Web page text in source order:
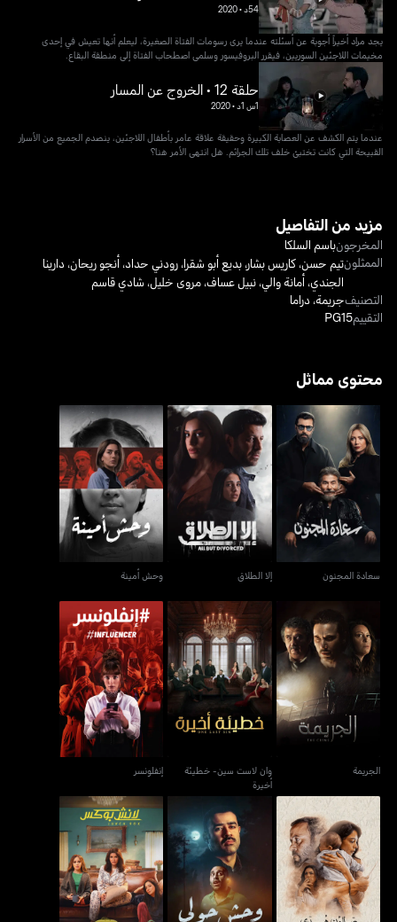
54د •
2020
يجد مراد أخيراً أجوبة عن أسئلته عندما يرى رسومات الفتاة الصغيرة، ليعلم أنها تعيش في إحدى
مخيمات اللاجئين السوريين، فيقرر البروفيسور وسلمى اصطحاب الفتاة إلى منطقة البقاع.
حلقة 12 • الخروج عن المسار
1س 1د •
2020
عندما يتم الكشف عن العصابة الكبيرة وحقيقة علاقة عامر بأطفال اللاجئين، ينصدم الجميع من الأسرار
القبيحة التي كانت تختبئ خلف تلك الجرائم. هل انتهى الأمر هنا؟
مزيد من التفاصيل
المخرجونباسم السلكا
الممثلونتيم حسن،كاريس بشار،بديع أبو شقرا،رودني حداد،أنجو ريحان، دارينا
الجندي،أمانة والي،نبيل عساف،مروى خليل، شادي قاسم
التصنيفجريمة، دراما
التقييمPG15
محتوى مماثل
سعادة المجنون
سعادة المجنون
إلا الطلاق
إلا الطلاق
وحش أمينة
وحش أمينة
الجريمة
الجريمة
وان لاست سين- خطيئة
أخيرة
وان لاست سين- خطيئة
أخيرة
إنفلونسر
إنفلونسر
صالون هدى وحش حولي لانش بوكس